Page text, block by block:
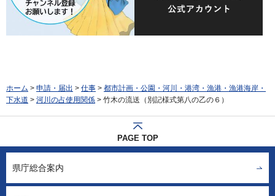
ホーム > 申請・届出 > 仕事 > 都市計画・公園・河川・港湾・漁港・漁港海岸・
下水道 > 河川の占使用関係 > 竹木の流送（別記様式第八の乙の６）
PAGE TOP
県庁総合案内